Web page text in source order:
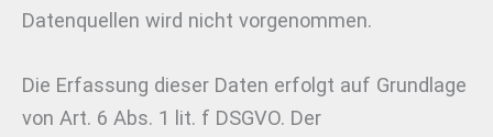
Datenquellen wird nicht vorgenommen.
Die Erfassung dieser Daten erfolgt auf Grundlage
von Art. 6 Abs. 1 lit. f DSGVO. Der